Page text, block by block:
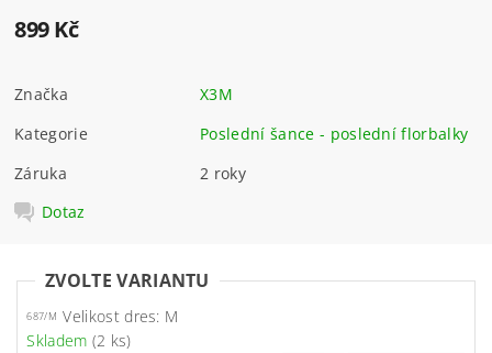
899 Kč
Značka
X3M
Kategorie
Poslední šance - poslední florbalky
Záruka
2 roky
Dotaz
ZVOLTE VARIANTU
687/M Velikost dres: M
Skladem (2 ks)